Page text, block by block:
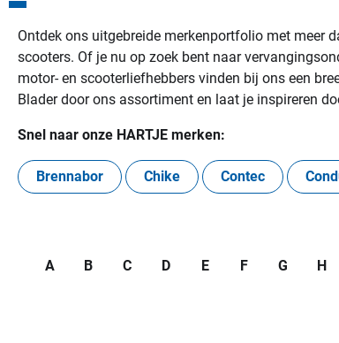
Ontdek ons uitgebreide merkenportfolio met meer
scooters. Of je nu op zoek bent naar
motor- en scooterliefhebbers vinden bij ons een
Blader door ons assortiment en laat je inspireren
Snel naar onze HARTJE merken:
Brennabor Chike Contec
A B C D E F G H